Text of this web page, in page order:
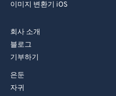
이미지 변환기 iOS
회사 소개
블로그
기부하기
은둔
자귀